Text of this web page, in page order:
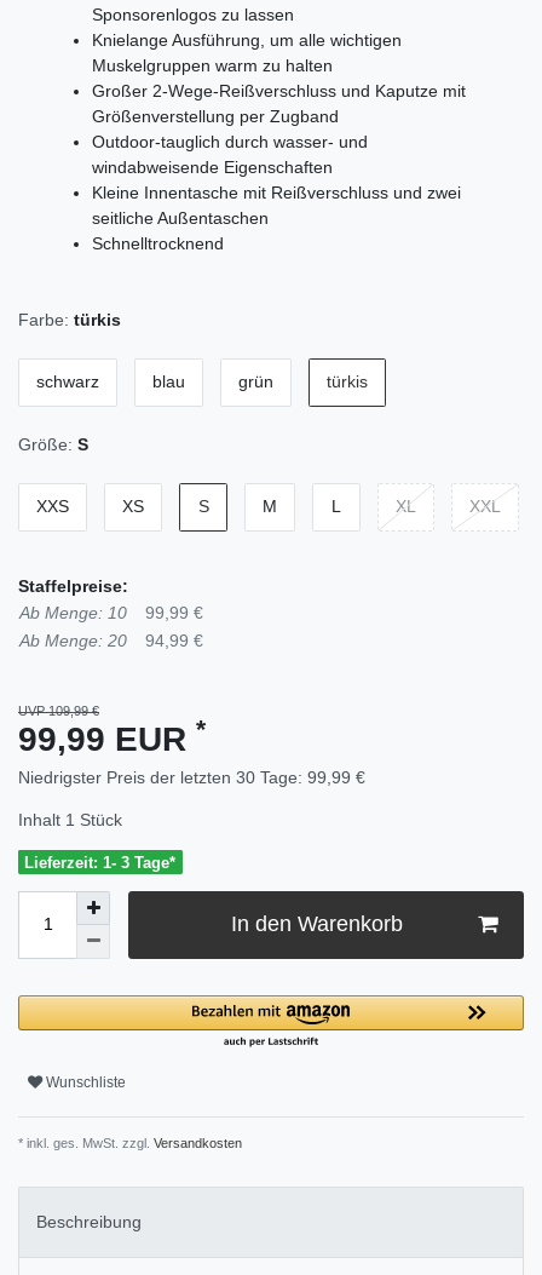
Sponsorenlogos zu lassen
Knielange Ausführung, um alle wichtigen
Muskelgruppen warm zu halten
Großer 2-Wege-Reißverschluss und Kaputze mit
Größenverstellung per Zugband
Outdoor-tauglich durch wasser- und
windabweisende Eigenschaften
Kleine Innentasche mit Reißverschluss und zwei
seitliche Außentaschen
Schnelltrocknend
Farbe: türkis
schwarz blau grün türkis
Größe: S
XXS XS S M L XL XXL
Staffelpreise:
Ab Menge: 10
99,99 €
Ab Menge: 20
94,99 €
UVP 109,99 €
99,99 EUR *
Niedrigster Preis der letzten 30 Tage: 99,99 €
Inhalt 1 Stück
Lieferzeit: 1- 3 Tage*
In den Warenkorb
Wunschliste
* inkl. ges. MwSt. zzgl. Versandkosten
Beschreibung